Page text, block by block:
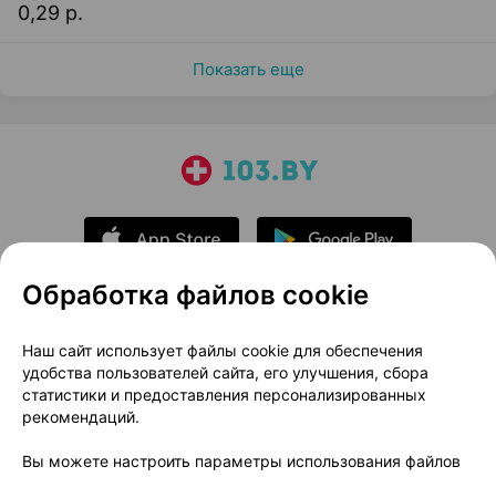
0,29 р.
Показать еще
О проекте
Новости проекта
Размещение рекламы
Медицинский маркетинг
Публичный договор
Доставка
Способы оплаты
Вакансии Партнеры
Обработка файлов cookie
Наш сайт использует файлы cookie для обеспечения
удобства пользователей сайта, его улучшения, сбора
статистики и предоставления персонализированных
рекомендаций.
Вы можете настроить параметры использования файлов